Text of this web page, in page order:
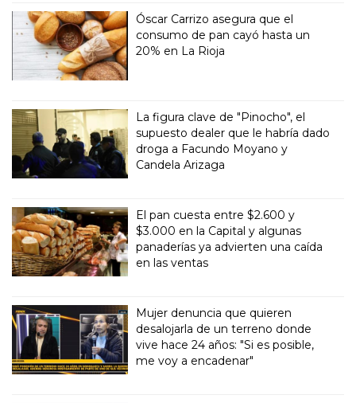
Óscar Carrizo asegura que el
consumo de pan cayó hasta un
20% en La Rioja
La figura clave de "Pinocho", el
supuesto dealer que le habría dado
droga a Facundo Moyano y
Candela Arizaga
El pan cuesta entre $2.600 y
$3.000 en la Capital y algunas
panaderías ya advierten una caída
en las ventas
Mujer denuncia que quieren
desalojarla de un terreno donde
vive hace 24 años: "Si es posible,
me voy a encadenar"